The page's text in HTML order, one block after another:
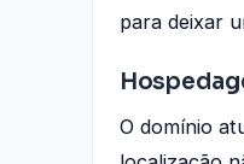
para deixar
O domínio